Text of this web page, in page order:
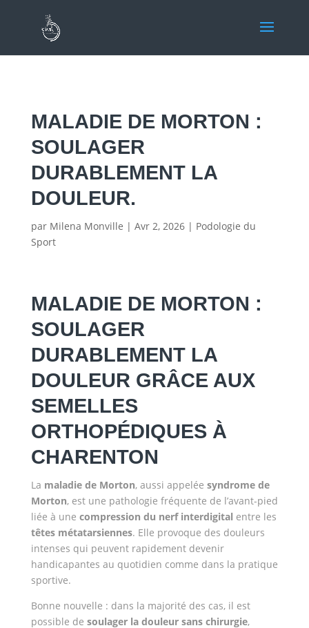
MALADIE DE MORTON :
SOULAGER
DURABLEMENT LA
DOULEUR.
par Milena Monville | Avr 2, 2026| Podologie du
Sport
MALADIE DE MORTON :
SOULAGER
DURABLEMENT LA
DOULEUR GRÂCE AUX
SEMELLES
ORTHOPÉDIQUES À
CHARENTON
La maladie de Morton, aussi appelée syndrome de
Morton, est une pathologie fréquente de l’avant-pied
liée à une compression du nerf interdigital entre les
têtes métatarsiennes. Elle provoque des douleurs
intenses qui peuvent rapidement devenir
handicapantes au quotidien comme dans la pratique
sportive.
Bonne nouvelle : dans la majorité des cas, il est
possible de soulager la douleur sans chirurgie,